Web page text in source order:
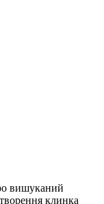
вишуканий
клинка